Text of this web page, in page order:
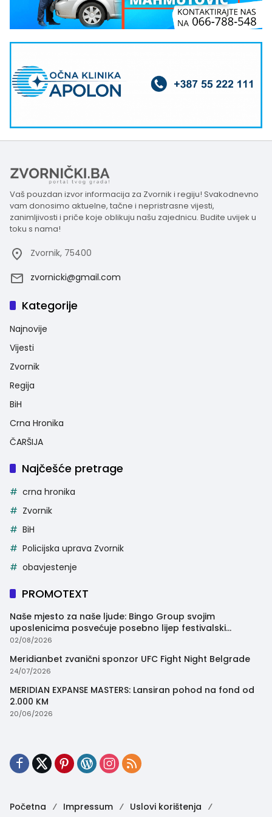
Vaš pouzdan izvor informacija za Zvornik i regiju! Svakodnevno
vam donosimo aktuelne, tačne i nepristrasne vijesti,
zanimljivosti i priče koje oblikuju našu zajednicu. Budite uvijek u
toku s nama!
Zvornik, 75400
zvornicki@gmail.com
Kategorije
Najnovije
Vijesti
Zvornik
Regija
BiH
Crna Hronika
ČARŠIJA
Najčešće pretrage
crna hronika
Zvornik
BiH
Policijska uprava Zvornik
obavjestenje
PROMOTEXT
Naše mjesto za naše ljude: Bingo Group svojim
uposlenicima posvećuje posebno lijep festivalski
trenutak
02/08/2026
Meridianbet zvanični sponzor UFC Fight Night Belgrade
24/07/2026
MERIDIAN EXPANSE MASTERS: Lansiran pohod na fond od
2.000 KM
20/06/2026
Početna Impressum
Uslovi korištenja